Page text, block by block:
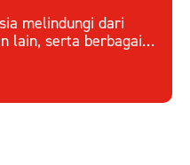
melindungi dari
lain, serta berbagai
Anatomi